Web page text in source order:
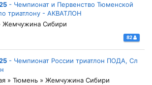
- Чемпионат и Первенство Тюменской
триатлону - АКВАТЛОН
Жемчужина Сибири
82
- Чемпионат России триатлон ПОДА, Сл
» Тюмень » Жемчужина Сибири